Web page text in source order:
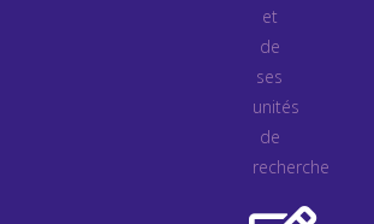
et
de
ses
unités
de
recherche